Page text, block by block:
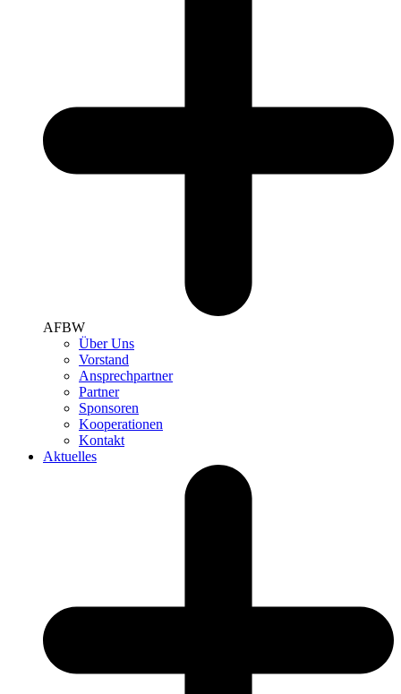
AFBW
Über Uns
Vorstand
Ansprechpartner
Partner
Sponsoren
Kooperationen
Kontakt
Aktuelles